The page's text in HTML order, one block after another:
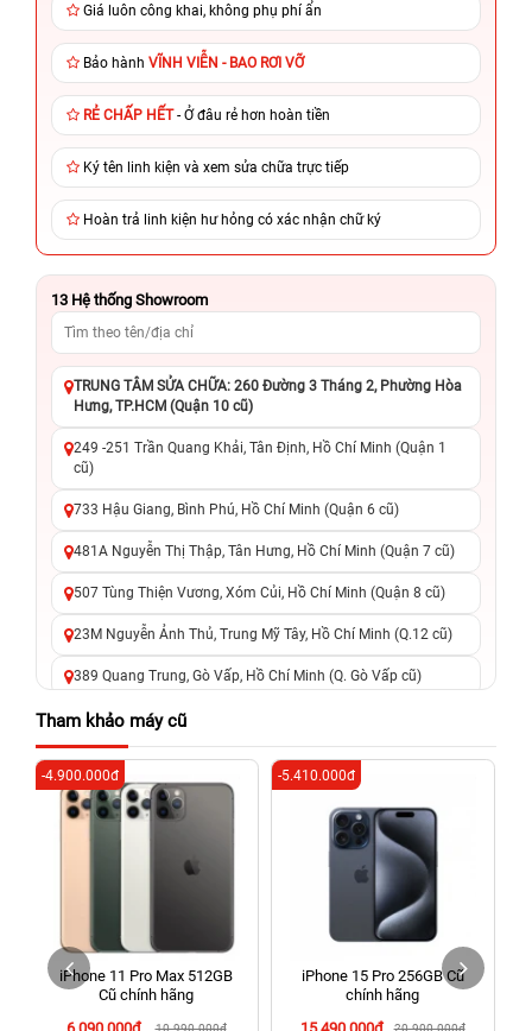
Giá luôn công khai, không phụ phí ẩn
Bảo hành VĨNH VIỄN - BAO RƠI VỠ
RẺ CHẤP HẾT- Ở đâu rẻ hơn hoàn tiền
Ký tên linh kiện và xem sửa chữa trực tiếp
Hoàn trả linh kiện hư hỏng có xác nhận chữ ký
13 Hệ thống Showroom
TRUNG TÂM SỬA CHỮA: 260 Đường 3 Tháng 2, Phường Hòa
Hưng, TP.HCM (Quận 10 cũ)
249 -251 Trần Quang Khải, Tân Định, Hồ Chí Minh (Quận 1
cũ)
733 Hậu Giang, Bình Phú, Hồ Chí Minh (Quận 6 cũ)
481A Nguyễn Thị Thập, Tân Hưng, Hồ Chí Minh (Quận 7 cũ)
507 Tùng Thiện Vương, Xóm Củi, Hồ Chí Minh (Quận 8 cũ)
23M Nguyễn Ảnh Thủ, Trung Mỹ Tây, Hồ Chí Minh (Q.12 cũ)
389 Quang Trung, Gò Vấp, Hồ Chí Minh (Q. Gò Vấp cũ)
625 - 625A Âu Cơ, Tân Phú, Hồ Chí Minh (Quận Tân Phú cũ)
326 Lê Văn Việt, Tăng Nhơn Phú, Hồ Chí Minh (Q.9 TP. Thủ
Đức cũ)
256 Võ Văn Ngân, Thủ Đức, Hồ Chí Minh (Bình Thọ, TP. Thủ
Đức Cũ)
70 Nguyễn An Ninh, Dĩ An, Hồ Chí Minh (Bình Dương Cũ)
24h Vũng Tàu: 162A Ba Cu, Vũng Tàu, Hồ Chí Minh (TP. Vũng
Tàu cũ)
198 Hoàng Văn Thụ, Tân Sơn Nhất, Hồ Chí Minh (Tân Bình
Tham khảo máy cũ
iPhone 11 Pro Max 512GB
Cũ chính hãng
10.990.000đ
-4.900.000đ
iPhone 15 Pro 256GB Cũ
chính hãng
20.900.000đ
-5.410.000đ